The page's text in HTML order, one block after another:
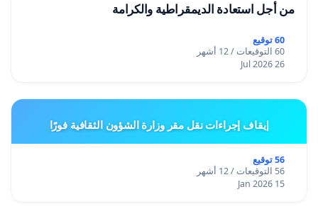
من أجل استعادة الديمقراطية والكرامة
60 توقيع
60 التوقيعات / 12 أشهر
26 Jul 2026
إيقاف إجراءات نقل مقر وزارة الشؤون الثقافية فورًا
56 توقيع
56 التوقيعات / 12 أشهر
15 Jan 2026